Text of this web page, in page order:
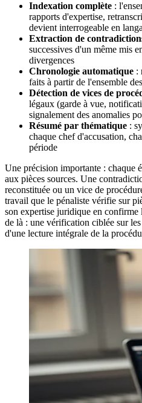
Indexation complète :
rapports d'expertise,
devient interrogeable en
Extraction de
successives d'un même mis
divergences
Chronologie automatique :
faits à partir de l'ensemble
Détection de vices de
légaux (garde à vue,
signalement des anomalies
Résumé par thématique :
chaque chef d'accusation,
période
Une précision importante : chaque
aux pièces sources. Une
reconstituée ou un vice de
travail que le pénaliste vérifie sur
son expertise juridique en
de là : une vérification ciblée sur
d'une lecture intégrale de la